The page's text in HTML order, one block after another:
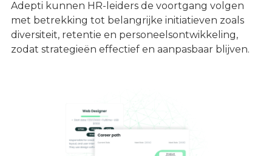
Adepti kunnen HR-leiders de voortgang volgen
met betrekking tot belangrijke initiatieven zoals
diversiteit, retentie en personeelsontwikkeling,
zodat strategieën effectief en aanpasbaar blijven.